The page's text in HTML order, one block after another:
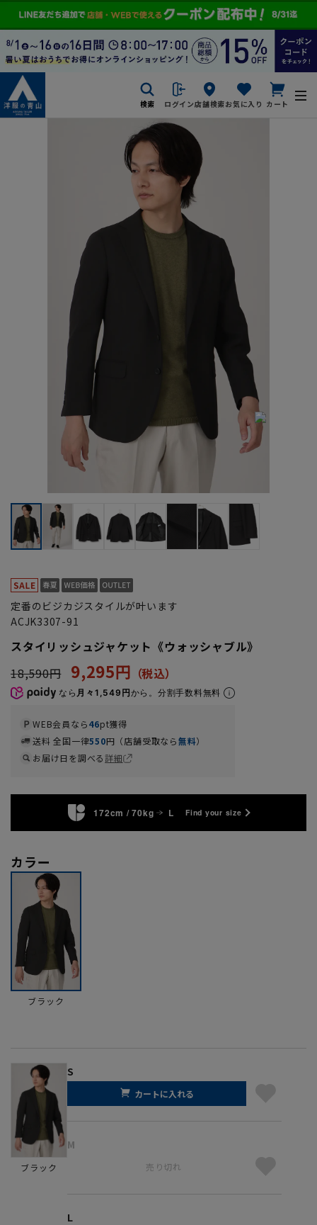
検索 ログイン店舗検索お気に入り カート
定番のビジカジスタイルが叶います
ACJK3307-91
スタイリッシュジャケット《ウォッシャブル》
18,590円
9,295円
なら 月々1,549円から。分割手数料無料
WEB会員なら46pt獲得
送料 全国一律550円（店舗受取なら無料）
お届け日を調べる詳細
172cm / 70kg L Find your size
カラー
ブラック
ブラック
S
カートに入れる
M
売り切れ
L